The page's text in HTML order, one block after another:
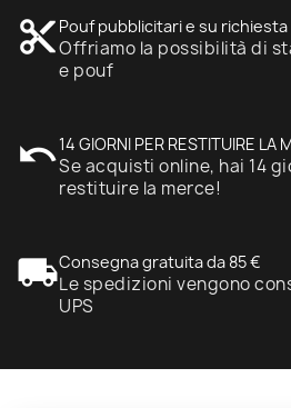
content_cut Pouf pubblicitari e su richiesta
Offriamo la possibilità di
e pouf
undo14 GIORNI PER RESTITUIRE LA
Se acquisti online, hai 14
restituire la merce!
local_shippingConsegna gratuita da 85 €
Le spedizioni vengono
UPS